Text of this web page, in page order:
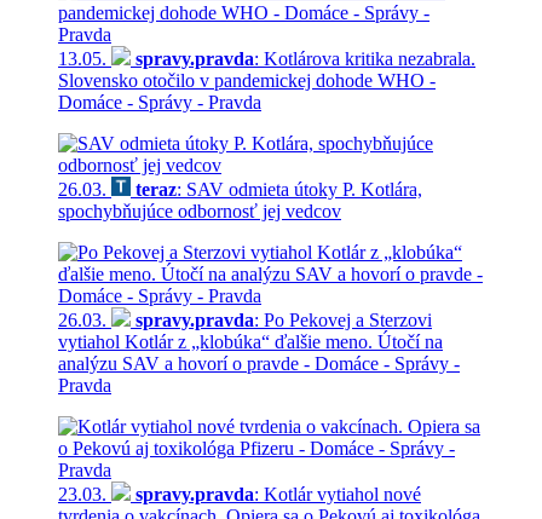
13.05. spravy.pravda: Kotlárova kritika nezabrala.
Slovensko otočilo v pandemickej dohode WHO -
Domáce - Správy - Pravda
26.03. teraz: SAV odmieta útoky P. Kotlára,
spochybňujúce odbornosť jej vedcov
26.03. spravy.pravda: Po Pekovej a Sterzovi
vytiahol Kotlár z „klobúka“ ďalšie meno. Útočí na
analýzu SAV a hovorí o pravde - Domáce - Správy -
Pravda
23.03. spravy.pravda: Kotlár vytiahol nové